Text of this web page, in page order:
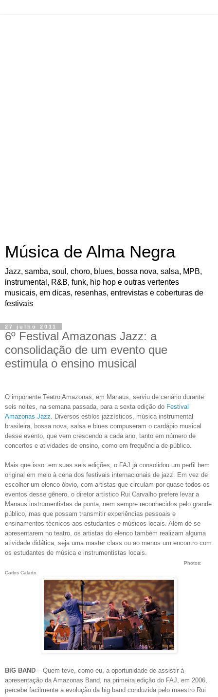
Música de Alma Negra
Jazz, samba, soul, choro, blues, bossa nova, salsa, MPB,
instrumental, R&B, funk, hip hop e outras vertentes
musicais, em dicas, resenhas, entrevistas e coberturas de
festivais
27 julho 2011
6º Festival Amazonas Jazz: a
consolidação de um evento que
estimula o ensino musical
O imponente Teatro Amazonas, em Manaus, serviu de cenário durante
seis noites, na semana passada, para a sexta edição do Festival
Amazonas Jazz . Diversos estilos jazzísticos, música instrumental
brasileira, bossa nova, salsa e blues compuseram o cardápio musical
desse evento, que vem crescendo a cada ano, tanto em número de
concertos e atividades de ensino, como em frequência de público.
Mais que isso: em suas seis edições, o FAJ já consolidou um perfil bem
original em meio à cena dos festivais internacionais de jazz. Em vez de
escolher um elenco óbvio, com artistas que circulam por quase todos os
eventos desse gênero, o diretor artístico Rui Carvalho prefere levar a
Manaus instrumentistas de ponta, nem sempre reconhecidos pelo grande
público, mas que possam transmitir experiências pessoais e
ensinamentos técnicos aos estudantes e músicos locais. Além de se
apresentarem no teatro, os artistas do elenco também realizam alguma
atividade didática, seja uma master class ou ao menos um encontro com
os estudantes de música e instrumentistas locais.
Photos:
Carlos Calado
BIG BAND – Quem teve, como eu, a oportunidade de assistir à
apresentação da Amazonas Band, na primeira edição do FAJ, em 2006,
percebe facilmente a evolução da big band conduzida pelo maestro Rui